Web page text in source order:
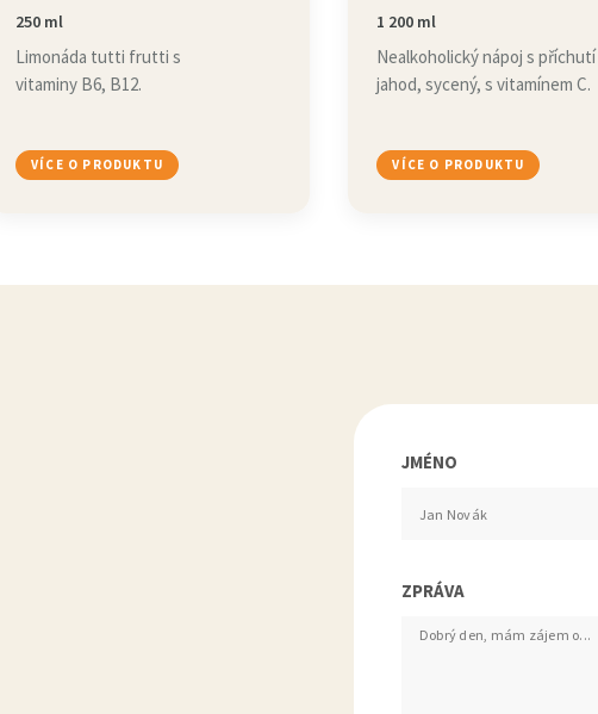
250 ml
Limonáda tutti frutti s
vitaminy B6, B12.
VÍCE O PRODUKTU
1 200 ml
Nealkoholický nápoj s příchutí
jahod, sycený, s vitamínem C.
VÍCE O PRODUKTU
JMÉNO
ZPRÁVA